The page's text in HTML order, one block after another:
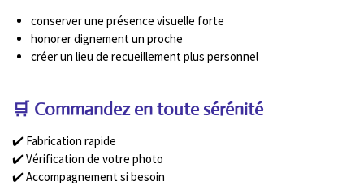
conserver une présence visuelle forte
honorer dignement un proche
créer un lieu de recueillement plus personnel
🛒 Commandez en toute sérénité
✔️ Fabrication rapide
✔️ Vérification de votre photo
✔️ Accompagnement si besoin